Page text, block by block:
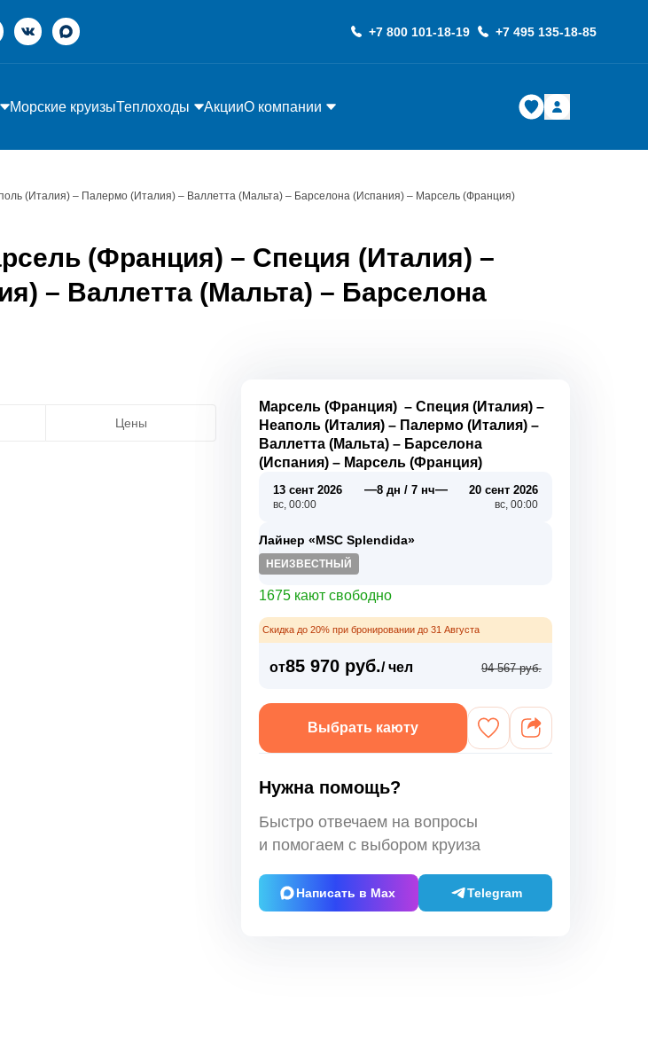
+7 800 101-18-19 +7 495 135-18-85
Морские круизыТеплоходы АкцииО компании
(Италия) – Палермо (Италия) – Валлетта (Мальта) – Барселона (Испания) – Марсель (Франция)
(Франция) – Специя (Италия) –
– Валлетта (Мальта) – Барселона
Цены
Марсель (Франция) –Специя (Италия) –
Неаполь (Италия) – Палермо (Италия) –
Валлетта (Мальта) – Барселона
(Испания) – Марсель (Франция)
13 сент 2026
вс, 00:00
—8 дн / 7 нч— 20 сент 2026
вс, 00:00
Лайнер «MSC Splendida»
НЕИЗВЕСТНЫЙ
1675 кают свободно
Скидка до 20% при бронировании до 31 Августа
от85 970 руб./ чел 94 567 руб.
Выбрать каюту
Нужна помощь?
Быстро отвечаем на вопросы
и помогаем с выбором круиза
Написать в Max Telegram